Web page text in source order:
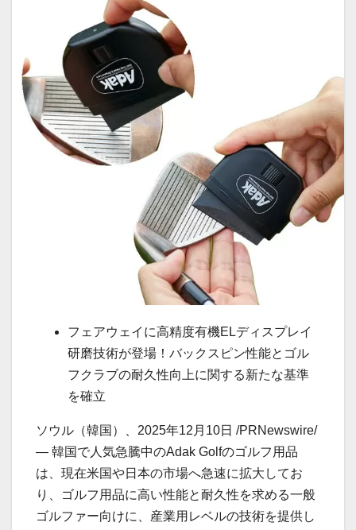
フェアウェイに高精度有機ELディスプレイ
研磨技術が登場！バックスピン性能とゴル
フクラブの耐久性向上に関する新たな基準
を確立
ソウル（韓国）、2025年12月10日 /PRNewswire/
— 韓国で人気急騰中のAdak Golfのゴルフ用品
は、現在米国や日本の市場へ急速に拡大してお
り、ゴルフ用品に高い性能と耐久性を求める一般
ゴルファー向けに、産業用レベルの技術を提供し